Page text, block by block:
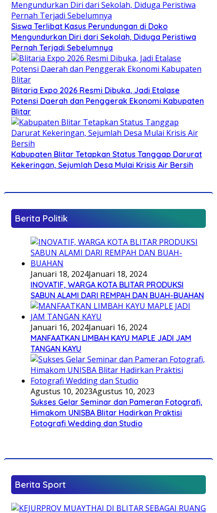
Siswa Terlibat Kasus Perundungan di Doko
Mengundurkan Diri dari Sekolah, Diduga Peristiwa
Pernah Terjadi Sebelumnya
Blitaria Expo 2026 Resmi Dibuka, Jadi Etalase
Potensi Daerah dan Penggerak Ekonomi Kabupaten
Blitar
Kabupaten Blitar Tetapkan Status Tanggap Darurat
Kekeringan, Sejumlah Desa Mulai Krisis Air Bersih
Berita Politik
Januari 18, 2024Januari 18, 2024
INOVATIF, WARGA KOTA BLITAR PRODUKSI
SABUN ALAMI DARI REMPAH DAN BUAH-BUAHAN
Januari 16, 2024Januari 16, 2024
MANFAATKAN LIMBAH KAYU MAPLE JADI JAM
TANGAN KAYU
Agustus 10, 2023Agustus 10, 2023
Sukses Gelar Seminar dan Pameran Fotografi,
Himakom UNISBA Blitar Hadirkan Praktisi
Fotografi Wedding dan Studio
Berita Sport